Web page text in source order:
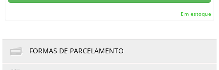
Em estoque
FORMAS DE PARCELAMENTO